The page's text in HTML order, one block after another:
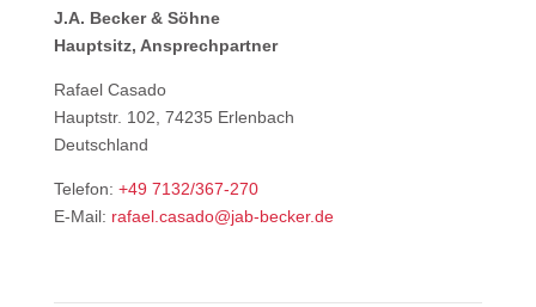
J.A. Becker & Söhne
Hauptsitz, Ansprechpartner
Rafael Casado
Hauptstr. 102, 74235 Erlenbach
Deutschland
Telefon: +49 7132/367-270
E-Mail: rafael.casado@jab-becker.de